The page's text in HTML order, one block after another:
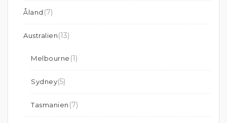
Åland (7)
Australien(13)
Melbourne (1)
Sydney(5)
Tasmanien (7)